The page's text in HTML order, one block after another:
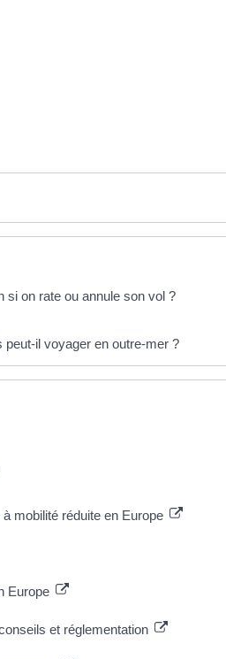
si on rate ou annule son vol ?
il voyager en outre-mer ?
mobilité réduite en Europe
Europe
et réglementation